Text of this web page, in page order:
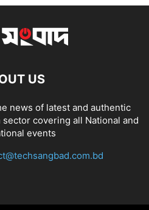
US
news of latest and authentic
covering all National and
events